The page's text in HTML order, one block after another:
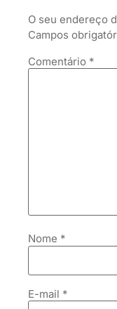
O seu endereço
Campos
Comentário *
Nome *
E-mail *